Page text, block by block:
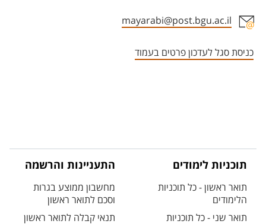
mayarabi@post.bgu.ac.il
כניסת סגל לעדכון פרטים בעמוד
תוכניות לימודים
תואר ראשון - כל תוכניות
הלימודים
תואר שני - כל תוכניות
התעניינות והרשמה
מחשבון ממוצע בגרות
וסכם לתואר ראשון
תנאי קבלה לתואר ראשון